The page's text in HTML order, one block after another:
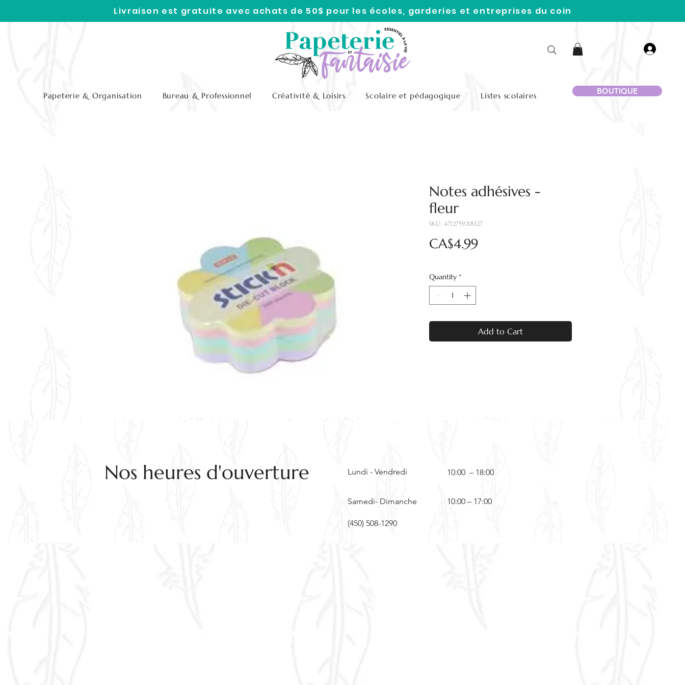
Livraison est gratuite avec achats de 50$ pour les écoles, garderies et entreprises du coin
Papeterie & Organisation Bureau & Professionnel Créativité & Loisirs Scolaire et pédagogique Listes scolaires BOUTIQUE
Notes adhésives -
fleur
SKU: 4712759218327
CA$4.99Price
Quantity *
Add to Cart
Nos heures d'ouverture Lundi - Vendredi 10:00 – 18:00
Samedi- Dimanche 10:00 – 17:00
(450) 508-1290